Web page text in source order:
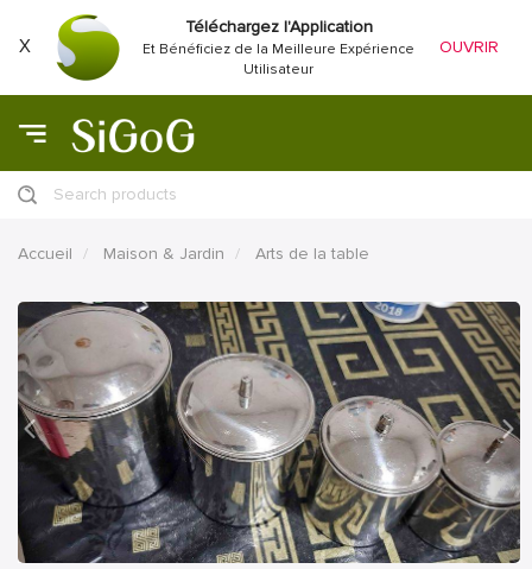
X
Téléchargez l'Application
Et Bénéficiez de la Meilleure Expérience
Utilisateur
OUVRIR
Search products
Accueil Maison & Jardin Arts de la table
précédent